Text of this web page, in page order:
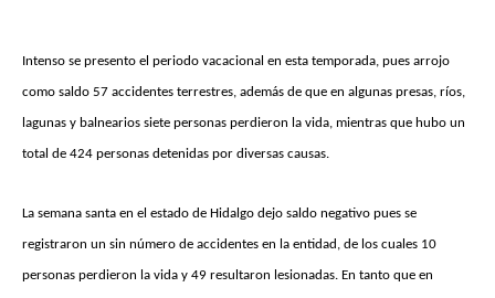
Intenso se presento el periodo vacacional en esta temporada, pues arrojo
como saldo 57 accidentes terrestres, además de que en algunas presas, ríos,
lagunas y balnearios siete personas perdieron la vida, mientras que hubo un
total de 424 personas detenidas por diversas causas.
La semana santa en el estado de Hidalgo dejo saldo negativo pues se
registraron un sin número de accidentes en la entidad, de los cuales 10
personas perdieron la vida y 49 resultaron lesionadas. En tanto que en